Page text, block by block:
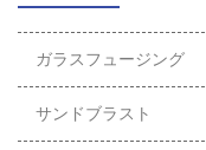
ガラスフュージング
サンドブラスト